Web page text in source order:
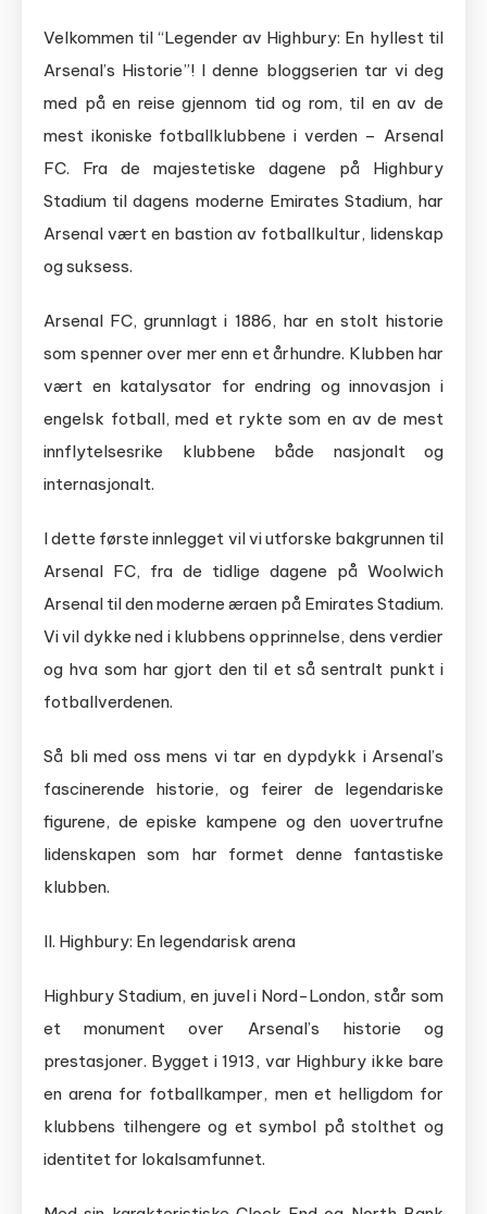
Velkommen til “Legender av Highbury: En hyllest til
Arsenal’s Historie”! I denne bloggserien tar vi deg
med på en reise gjennom tid og rom, til en av de
mest ikoniske fotballklubbene i verden – Arsenal
FC. Fra de majestetiske dagene på Highbury
Stadium til dagens moderne Emirates Stadium, har
Arsenal vært en bastion av fotballkultur, lidenskap
og suksess.
Arsenal FC, grunnlagt i 1886, har en stolt historie
som spenner over mer enn et århundre. Klubben har
vært en katalysator for endring og innovasjon i
engelsk fotball, med et rykte som en av de mest
innflytelsesrike klubbene både nasjonalt og
internasjonalt.
I dette første innlegget vil vi utforske bakgrunnen til
Arsenal FC, fra de tidlige dagene på Woolwich
Arsenal til den moderne æraen på Emirates Stadium.
Vi vil dykke ned i klubbens opprinnelse, dens verdier
og hva som har gjort den til et så sentralt punkt i
fotballverdenen.
Så bli med oss ​​mens vi tar en dypdykk i Arsenal’s
fascinerende historie, og feirer de legendariske
figurene, de episke kampene og den uovertrufne
lidenskapen som har formet denne fantastiske
klubben.
II. Highbury: En legendarisk arena
Highbury Stadium, en juvel i Nord-London, står som
et monument over Arsenal’s historie og
prestasjoner. Bygget i 1913, var Highbury ikke bare
en arena for fotballkamper, men et helligdom for
klubbens tilhengere og et symbol på stolthet og
identitet for lokalsamfunnet.